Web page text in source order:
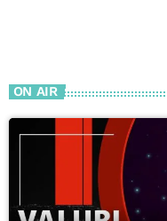
ON AIR